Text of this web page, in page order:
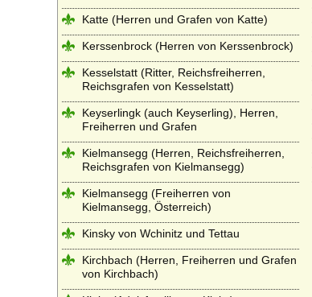
Katte (Herren und Grafen von Katte)
Kerssenbrock (Herren von Kerssenbrock)
Kesselstatt (Ritter, Reichsfreiherren,
Reichsgrafen von Kesselstatt)
Keyserlingk (auch Keyserling), Herren,
Freiherren und Grafen
Kielmansegg (Herren, Reichsfreiherren,
Reichsgrafen von Kielmansegg)
Kielmansegg (Freiherren von
Kielmansegg, Österreich)
Kinsky von Wchinitz und Tettau
Kirchbach (Herren, Freiherren und Grafen
von Kirchbach)